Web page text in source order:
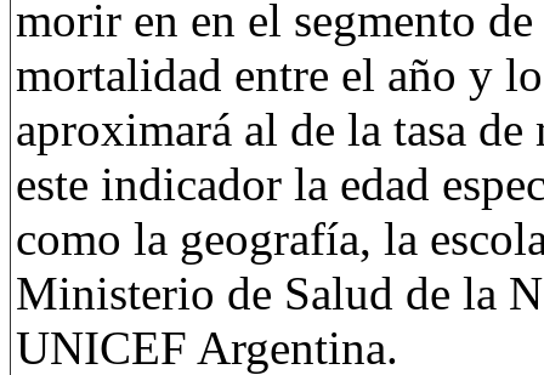
morir en en el segmento
mortalidad entre el año y
aproximará al de la tasa
este indicador la edad
como la geografía, la
Ministerio de Salud de la
UNICEF Argentina.